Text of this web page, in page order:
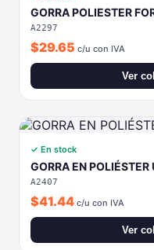
$29.65 c/u con IVA
Ver
✓ En stock
GORRA EN
$41.44
✓ En stock